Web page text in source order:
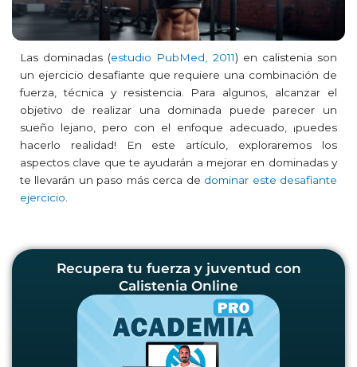
Las dominadas (estudio PubMed, 2011) en calistenia son
un ejercicio desafiante que requiere una combinación de
fuerza, técnica y resistencia. Para algunos, alcanzar el
objetivo de realizar una dominada puede parecer un
sueño lejano, pero con el enfoque adecuado, ¡puedes
hacerlo realidad! En este artículo, exploraremos los
aspectos clave que te ayudarán a mejorar en dominadas y
te llevarán un paso más cerca de dominar este desafiante
ejercicio
Recupera tu fuerza y juventud con
Calistenia Online